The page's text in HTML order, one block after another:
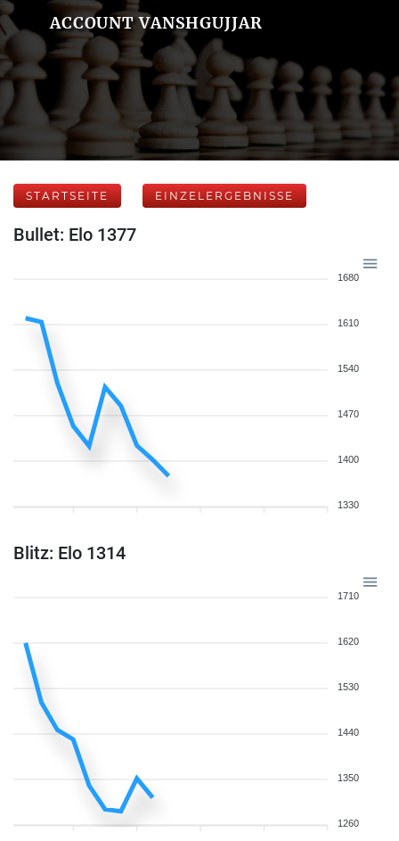
ACCOUNT VANSHGUJJAR
STARTSEITE EINZELERGEBNISSE
Bullet: Elo 1377
1680
1610
1540
1470
1400
1330
Blitz: Elo 1314
1710
1620
1530
1440
1350
1260